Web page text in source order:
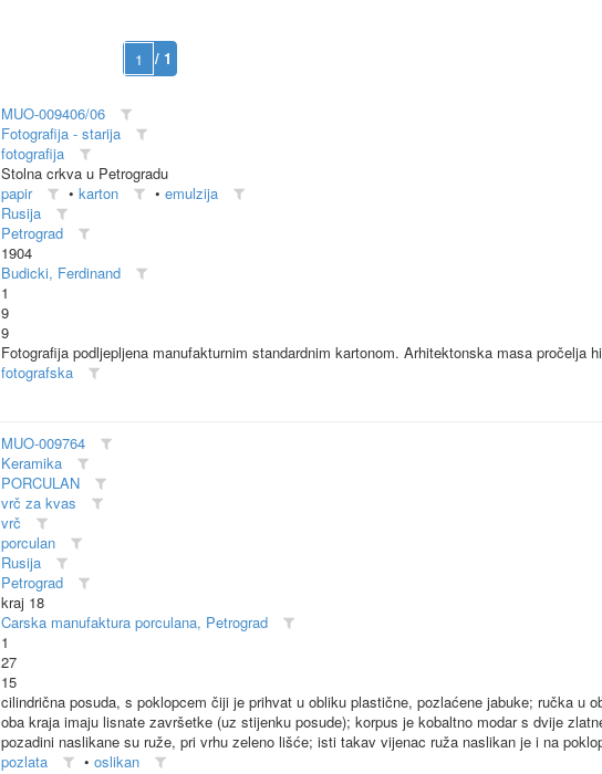
/ 1
MUO-009406/06
Fotografija - starija
fotografija
Stolna crkva u Petrogradu
papir • karton • emulzija
Rusija
Petrograd
1904
Budicki, Ferdinand
1
9
9
Fotografija podljepljena manufakturnim standardnim kartonom. Arhitektonska masa pročelja
fotografska
MUO-009764
Keramika
PORCULAN
vrč za kvas
vrč
porculan
Rusija
Petrograd
kraj 18
Carska manufaktura porculana, Petrograd
1
27
15
cilindrična posuda, s poklopcem čiji je prihvat u obliku plastične, pozlaćene jabuke; ručka u
oba kraja imaju lisnate završetke (uz stijenku posude); korpus je kobaltno modar s dvije
pozadini naslikane su ruže, pri vrhu zeleno lišće; isti takav vijenac ruža naslikan je i na
pozlata • oslikan